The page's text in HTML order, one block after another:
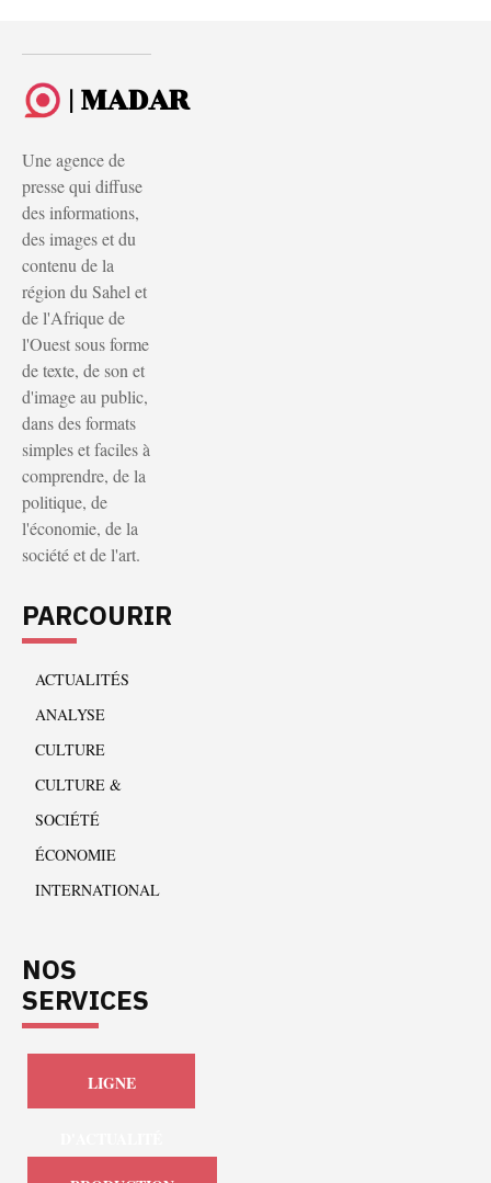
| MADAR
Une agence de
presse qui diffuse
des informations,
des images et du
contenu de la
région du Sahel et
de l'Afrique de
l'Ouest sous forme
de texte, de son et
d'image au public,
dans des formats
simples et faciles à
comprendre, de la
politique, de
l'économie, de la
société et de l'art.
PARCOURIR
ACTUALITÉS
ANALYSE
CULTURE
CULTURE &
SOCIÉTÉ
ÉCONOMIE
INTERNATIONAL
NOS
SERVICES
LIGNE